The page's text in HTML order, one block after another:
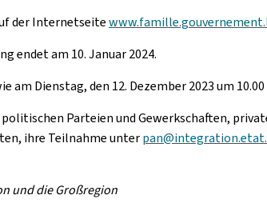
der Internetseite
endet am 10. Januar 2024.
am Dienstag, den 12. Dezember 2023 um
Parteien und Gewerkschaften,
ihre Teilnahme unter
und die Großregion